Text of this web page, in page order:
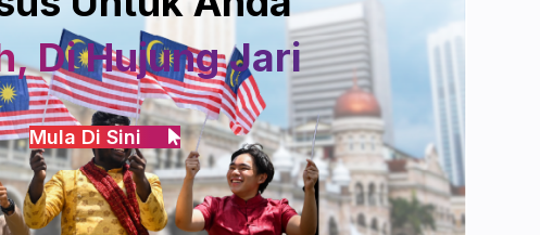
Di Hujung Jari
Mula Di Sini